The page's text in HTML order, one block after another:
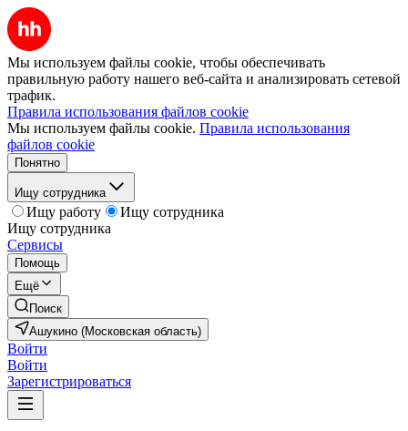
Мы используем файлы cookie, чтобы обеспечивать
правильную работу нашего веб-сайта и анализировать сетевой
трафик.
Правила использования файлов cookie
Мы используем файлы cookie. Правила использования
файлов cookie
Понятно
Ищу сотрудника
Ищу работу
Ищу сотрудника
Ищу сотрудника
Сервисы
Помощь
Ещё
Поиск
Ашукино (Московская область)
Войти
Войти
Зарегистрироваться